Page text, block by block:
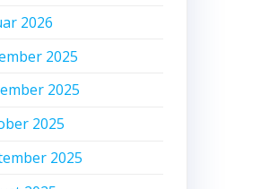
2026
2025
2025
2025
2025